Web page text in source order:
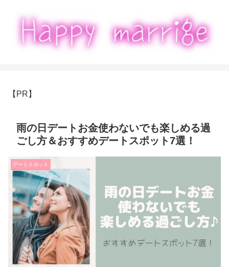
【PR】
雨の日デートお金使わないでも楽しめる過
ごし方＆おすすめデートスポット7選！
デートスポット